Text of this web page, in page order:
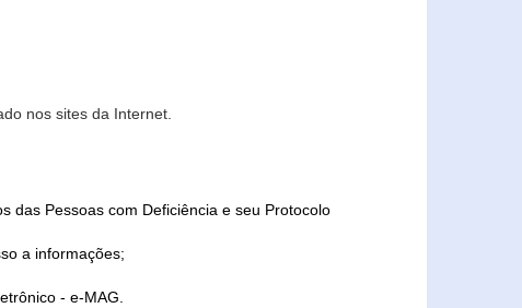
nos sites da Internet.
das Pessoas com Deficiência e seu Protocolo
a informações;
- e-MAG.